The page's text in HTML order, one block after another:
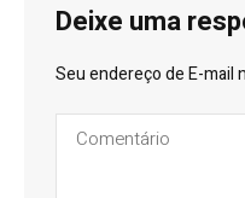
Deixe uma
Seu endereço de E-mail